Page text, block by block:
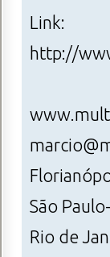
Link:
http://
São
Rio de